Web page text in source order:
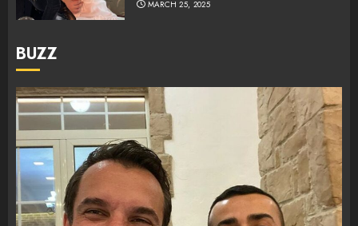
MARCH 25, 2025
BUZZ